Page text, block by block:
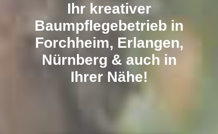
Ihr kreativer
Baumpflege­betrieb in
Forchheim, Erlangen,
Nürnberg & auch in
Ihrer Nähe!
Wir begutachten.